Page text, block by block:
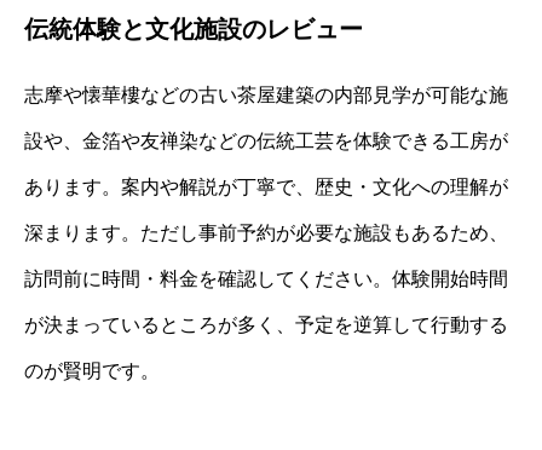
伝統体験と文化施設のレビュー
志摩や懐華樓などの古い茶屋建築の内部見学が可能な施
設や、金箔や友禅染などの伝統工芸を体験できる工房が
あります。案内や解説が丁寧で、歴史・文化への理解が
深まります。ただし事前予約が必要な施設もあるため、
訪問前に時間・料金を確認してください。体験開始時間
が決まっているところが多く、予定を逆算して行動する
のが賢明です。